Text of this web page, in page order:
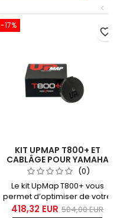
<
-17%
KIT UPMAP T800+ ET
CABLÂGE POUR YAMAHA
TMAX 560 2020-2024 ET
2025 (EURO5+)
(0)
Le kit UpMap T800+ vous
permet d’optimiser de votre
Yamaha TMAX 560 (millésimes
418,32 EUR 504,00 EUR
favorite_border